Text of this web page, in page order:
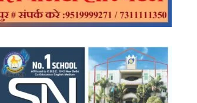
in
Hindi,